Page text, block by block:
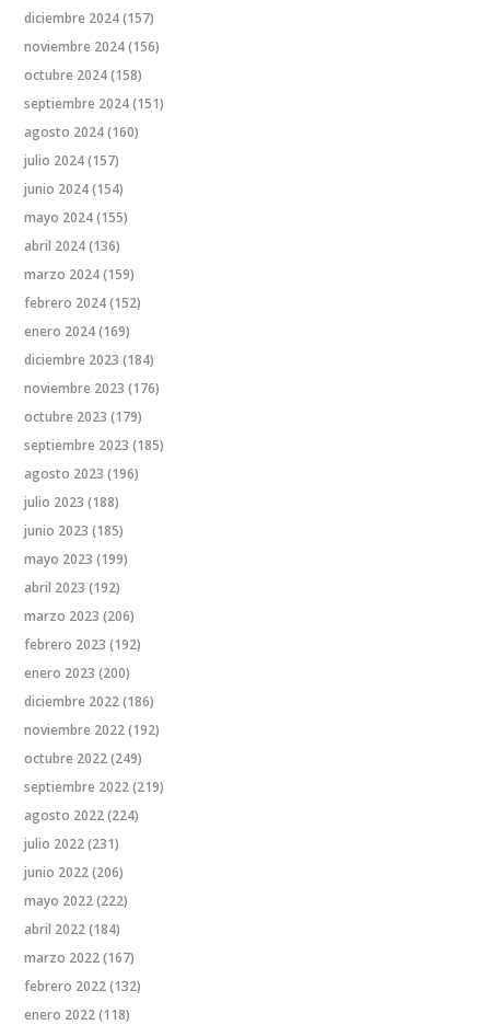
diciembre 2024(157)
noviembre 2024(156)
octubre 2024(158)
septiembre 2024(151)
agosto 2024(160)
julio 2024(157)
junio 2024(154)
mayo 2024(155)
abril 2024(136)
marzo 2024(159)
febrero 2024(152)
enero 2024(169)
diciembre 2023 (184)
noviembre 2023 (176)
octubre 2023 (179)
septiembre 2023 (185)
agosto 2023 (196)
julio 2023 (188)
junio 2023 (185)
mayo 2023 (199)
abril 2023 (192)
marzo 2023 (206)
febrero 2023 (192)
enero 2023 (200)
diciembre 2022(186)
noviembre 2022(192)
octubre 2022(249)
septiembre 2022(219)
agosto 2022(224)
julio 2022(231)
junio 2022(206)
mayo 2022(222)
abril 2022(184)
marzo 2022(167)
febrero 2022(132)
enero 2022(118)